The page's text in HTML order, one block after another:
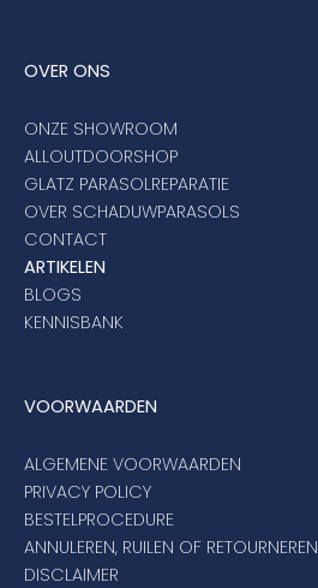
OVER ONS
ONZE SHOWROOM
ALLOUTDOORSHOP
GLATZ PARASOLREPARATIE
OVER SCHADUWPARASOLS
CONTACT
ARTIKELEN
BLOGS
KENNISBANK
VOORWAARDEN
ALGEMENE VOORWAARDEN
PRIVACY POLICY
BESTELPROCEDURE
ANNULEREN, RUILEN OF RETOURNEREN
DISCLAIMER